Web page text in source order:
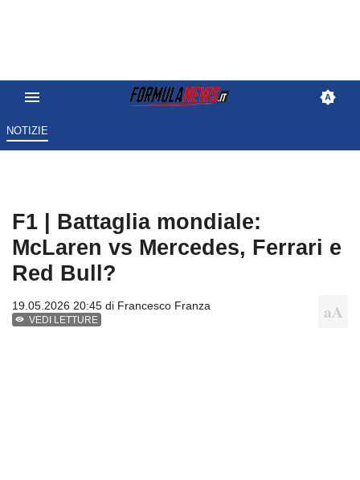
NOTIZIE
F1 | Battaglia mondiale:
McLaren vs Mercedes, Ferrari e
Red Bull?
19.05.2026 20:45 di Francesco Franza
VEDI LETTURE